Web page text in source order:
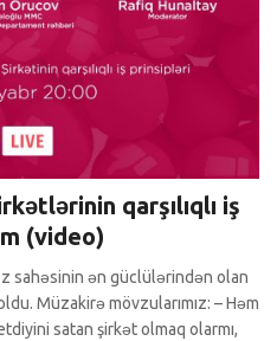
qarşılıqlı iş
(video)
sahəsinin ən güclülərindən olan
Müzakirə mövzularımız: – Həm
satan şirkət olmaq olarmı,